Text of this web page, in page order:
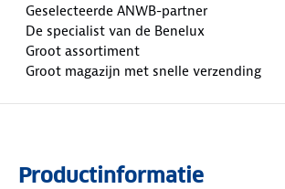
Geselecteerde ANWB-partner
De specialist van de Benelux
Groot assortiment
Groot magazijn met snelle verzending
Productinformatie